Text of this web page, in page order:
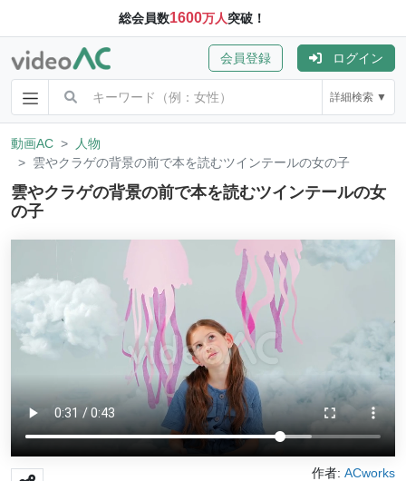
総会員数1600万人突破！
会員登録 ログイン
詳細検索 ▼
動画AC
人物
雲やクラゲの背景の前で本を読むツインテールの女の子
雲やクラゲの背景の前で本を読むツインテールの女
の子
作者: ACworks